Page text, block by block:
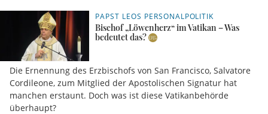
PAPST LEOS PERSONALPOLITIK
Bischof „Löwenherz“ im Vatikan – Was
bedeutet das?
Die Ernennung des Erzbischofs von San Francisco, Salvatore
Cordileone, zum Mitglied der Apostolischen Signatur hat
manchen erstaunt. Doch was ist diese Vatikanbehörde
überhaupt?